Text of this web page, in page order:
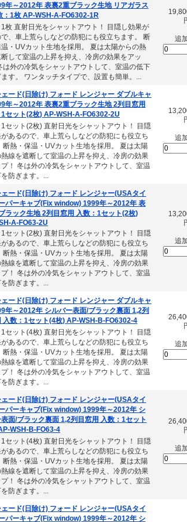
年～2012年 表裏2重ブラック生地 リアガラス
：1枚 AP-WSH-A-FO6302-1R
1枚 直射日光をシャットアウト！ 目隠し効果が
、車上荒らしなどの防犯にも役立ちます。 断
・UVカット生地を採用。 夏は太陽からの熱
して室温の上昇を抑え、冷房の効果をアッ
は外の冷気をシャットアウトして、室温の低下
ます。 ワンタッチタイプで、設置も簡単。...
追
ード(日除け) フォード レンジャー ダブルキャ
年～2012年 表裏2重ブラック生地 2列目窓用
1セット(2枚) AP-WSH-A-FO6302-2U
1セット(2枚) 直射日光をシャットアウト！ 目隠
があるので、車上荒らしなどの防犯にも役立ち
断熱・保温・UVカット生地を採用。 夏は太陽
線を遮断して室温の上昇を抑え、冷房の効果
プ！ 冬は外の冷気をシャットアウトして、室温
防ぎます。...
追
ード(日除け) フォード レンジャー(USAタイ
パーキャブ(Fix window) 1999年～2012年 表
ラック生地 2列目窓用 入数：1セット(2枚)
A-FO63-2U
1セット(2枚) 直射日光をシャットアウト！ 目隠
があるので、車上荒らしなどの防犯にも役立ち
断熱・保温・UVカット生地を採用。 夏は太陽
線を遮断して室温の上昇を抑え、冷房の効果
プ！ 冬は外の冷気をシャットアウトして、室温
防ぎます。...
追
ード(日除け) フォード レンジャー ダブルキャ
年～2012年 シルバー表面/ブラック裏面 1,2列
入数：1セット(4枚) AP-WSH-B-FO6302-4
1セット(4枚) 直射日光をシャットアウト！ 目隠
があるので、車上荒らしなどの防犯にも役立ち
断熱・保温・UVカット生地を採用。 夏は太陽
線を遮断して室温の上昇を抑え、冷房の効果
プ！ 冬は外の冷気をシャットアウトして、室温
防ぎます。...
追
ード(日除け) フォード レンジャー(USAタイ
パーキャブ(Fix window) 1999年～2012年 シ
面/ブラック裏面 1,2列目窓用 入数：1セット
WSH-B-FO63-4
1セット(4枚) 直射日光をシャットアウト！ 目隠
があるので、車上荒らしなどの防犯にも役立ち
断熱・保温・UVカット生地を採用。 夏は太陽
線を遮断して室温の上昇を抑え、冷房の効果
プ！ 冬は外の冷気をシャットアウトして、室温
防ぎます。...
追
ード(日除け) フォード レンジャー(USAタイ
パーキャブ(Fix window) 1999年～2012年 シ